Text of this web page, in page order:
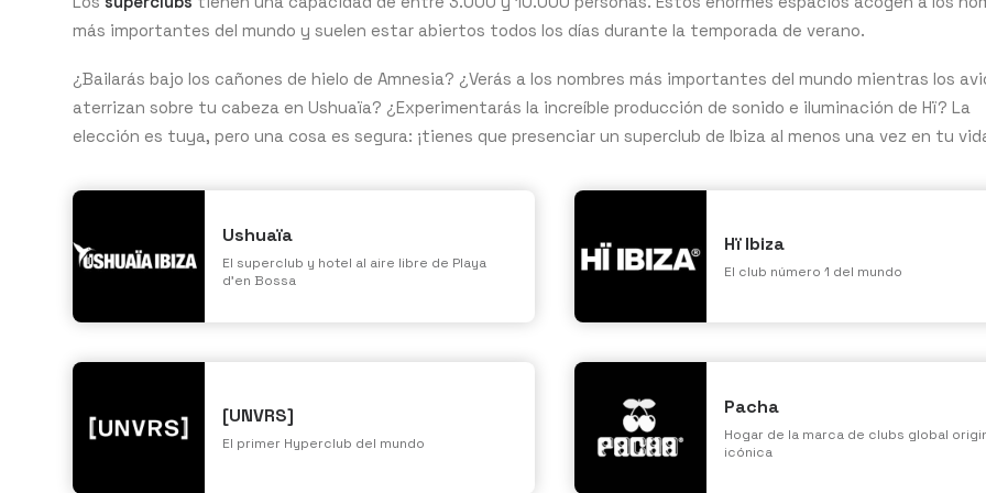
más importantes del mundo y suelen estar abiertos todos los días durante la temporada de verano.
¿Bailarás bajo los cañones de hielo de Amnesia? ¿Verás a los nombres más importantes del mundo mientras los
aterrizan sobre tu cabeza en Ushuaïa? ¿Experimentarás la increíble producción de sonido e iluminación de Hï? La
elección es tuya, pero una cosa es segura: ¡tienes que presenciar un superclub de Ibiza al menos una vez en tu
Ushuaïa
El superclub y hotel al aire libre de Playa
d'en Bossa
Hï Ibiza
El club número 1 del mundo
[UNVRS]
El primer Hyperclub del mundo
Pacha
Hogar de la marca de clubs global
icónica